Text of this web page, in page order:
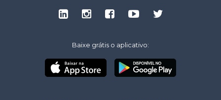
Baixe grátis o aplicativo: